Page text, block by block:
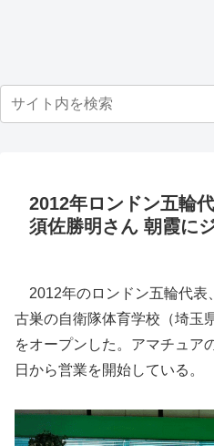
2012年ロンドン五輪
須佐勝明さん 朝霞に
2012年のロンドン五輪代表
古巣の自衛隊体育学校（埼玉
をオープンした。アマチュア
日から営業を開始している。